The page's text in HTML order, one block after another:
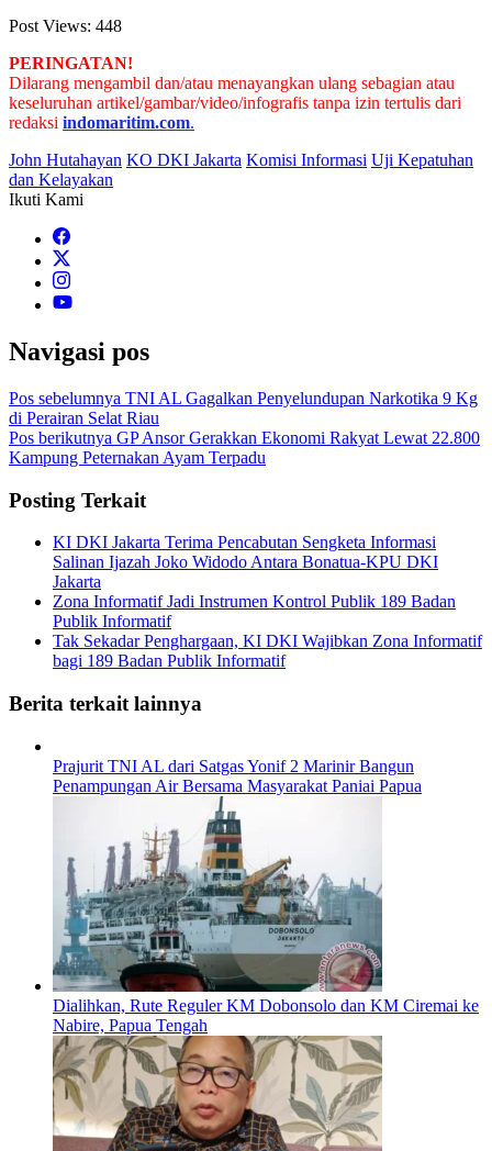
Post Views: 448
PERINGATAN!
Dilarang mengambil dan/atau menayangkan ulang sebagian atau
keseluruhan artikel/gambar/video/infografis tanpa izin tertulis dari
redaksi indomaritim.com.
John Hutahayan KO DKI Jakarta Komisi Informasi Uji Kepatuhan
dan Kelayakan
Ikuti Kami
Navigasi pos
Pos sebelumnya TNI AL Gagalkan Penyelundupan Narkotika 9 Kg
di Perairan Selat Riau
Pos berikutnya GP Ansor Gerakkan Ekonomi Rakyat Lewat 22.800
Kampung Peternakan Ayam Terpadu
Posting Terkait
KI DKI Jakarta Terima Pencabutan Sengketa Informasi
Salinan Ijazah Joko Widodo Antara Bonatua-KPU DKI
Jakarta
Zona Informatif Jadi Instrumen Kontrol Publik 189 Badan
Publik Informatif
Tak Sekadar Penghargaan, KI DKI Wajibkan Zona Informatif
bagi 189 Badan Publik Informatif
Berita terkait lainnya
Prajurit TNI AL dari Satgas Yonif 2 Marinir Bangun
Penampungan Air Bersama Masyarakat Paniai Papua
Dialihkan, Rute Reguler KM Dobonsolo dan KM Ciremai ke
Nabire, Papua Tengah